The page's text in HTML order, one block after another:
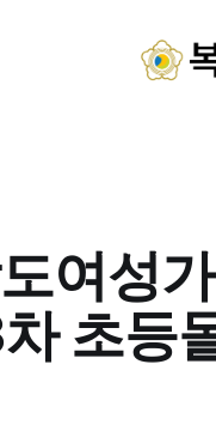
여성
초등